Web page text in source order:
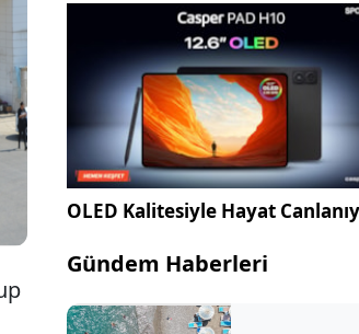
OLED Kalitesiyle Hayat
Gündem Haberleri